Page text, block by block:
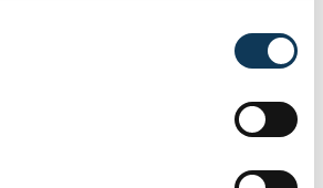
rakpart sziklái alól,
egy közel féltonnás brit